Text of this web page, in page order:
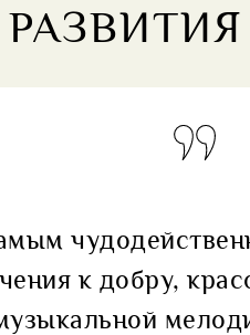
к добру,